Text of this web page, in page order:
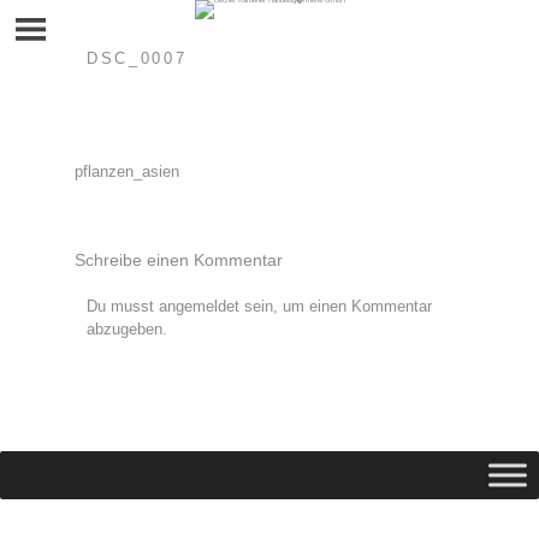
DSC_0007
Beitragsnavigation
pflanzen_asien
Schreibe einen Kommentar
Du musst angemeldet sein, um einen Kommentar
abzugeben.